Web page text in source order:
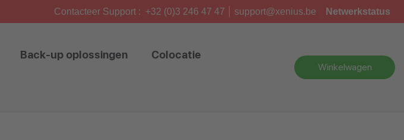
Contacteer Support : +32 (0)3 246 47 47 support@xenius.be Netwerkstatus
Back-up oplossingen Colocatie
Winkelwagen